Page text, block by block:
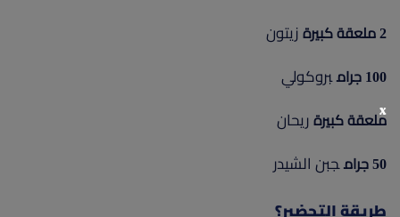
2 ملعقة كبيرة زيتون
100 جرام بروكولي
ملعقة كبيرة ريحان
50 جرام جبن الشيدر
طريقة التحضير؟
x